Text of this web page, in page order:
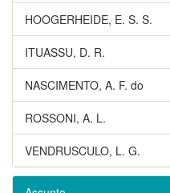
HOOGERHEIDE, E. S. S.
ITUASSU, D. R.
NASCIMENTO, A. F. do
ROSSONI, A. L.
VENDRUSCULO, L. G.